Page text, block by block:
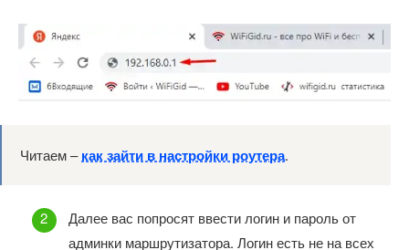
Читаем –как зайти в настройки роутера.
Далее вас попросят ввести логин и пароль от
админки маршрутизатора. Логин есть не на всех